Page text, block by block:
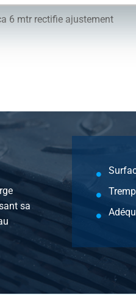
6 mtr rectifie ajustement
6 mtr rectifie ajustement
sa